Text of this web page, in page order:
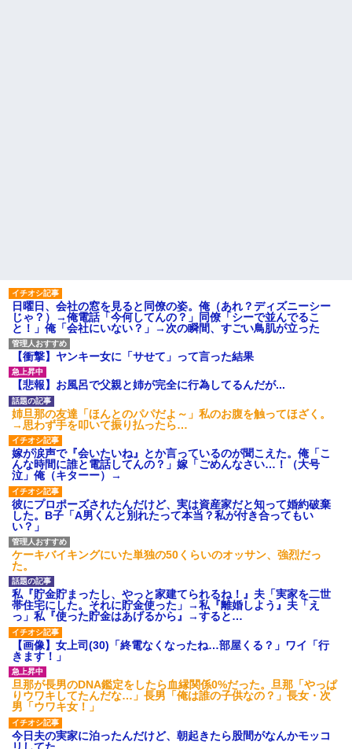
私「初めて飲む味だけどなん
のお茶？」彼「ちっ！」私「」
【GIF】JSのカンチョーワロ
タ
後続車にクラクションを鳴ら
され彼氏が逆切れ。「何クラク
ション鳴らしてんだ！降りてこ
いよ！」と怒鳴りだし...
【衝撃】報酬100万円超の治験
募集がこちらｗｗｗｗｗ(※画像
あり)
【ネット騒然】惨殺されたタ
ワマン頂き女子のこの動画、す
げえええええｗｗｗｗｗｗｗｗ
ｗｗｗ
【愕然】白のクラウン俺氏、
高速道路左車線を制限速度で走
った結果wwwwwwwwwwww
百年の恋12-899 食べた量を
張り合ってくる
【悲報】佐藤輝明・・・２軍
でも盛大にやらかす←あまり悲
しませないでくれ
日曜日、会社の窓を見ると同僚の姿。俺（あれ？ディズニーシー
じゃ？）→俺電話「今何してんの？」同僚「シーで並んでるこ
と！」俺「会社にいない？」→次の瞬間、すごい鳥肌が立った
【衝撃】ヤンキー女に「サせて」って言った結果
【悲報】お風呂で父親と姉が完全に行為してるんだが...
姉旦那の友達「ほんとのパパだよ～」私のお腹を触ってほざく。
→思わず手を叩いて振り払ったら…
嫁が涙声で『会いたいね』とか言っているのが聞こえた。俺「こ
んな時間に誰と電話してんの？」嫁「ごめんなさい…！（大号
泣」俺（キターー）→
彼にプロポーズされたんだけど、実は資産家だと知って婚約破棄
した。B子「A男くんと別れたって本当？私が付き合ってもい
い？」
ケーキバイキングにいた単独の50くらいのオッサン、強烈だっ
た。
私『貯金貯まったし、やっと家建てられるね！』夫「実家を二世
帯住宅にした。それに貯金使った」→私『離婚しよう』夫「え
っ」私『使った貯金はあげるから』→すると…
【画像】女上司(30)「終電なくなったね…部屋くる？」ワイ「行
きます！」
旦那が長男のDNA鑑定をしたら血縁関係0%だった。旦那「やっぱ
りウワキしてたんだな…」長男「俺は誰の子供なの？」長女・次
男「ウワキ女！」
今日夫の実家に泊ったんだけど、朝起きたら股間がなんかモッコ
リしてた